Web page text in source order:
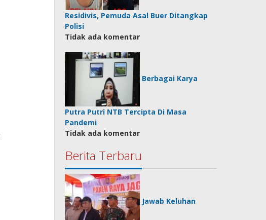
Residivis, Pemuda Asal Buer Ditangkap
Polisi
Tidak ada komentar
Berbagai Karya
Putra Putri NTB Tercipta Di Masa
Pandemi
Tidak ada komentar
Berita Terbaru
Jawab Keluhan